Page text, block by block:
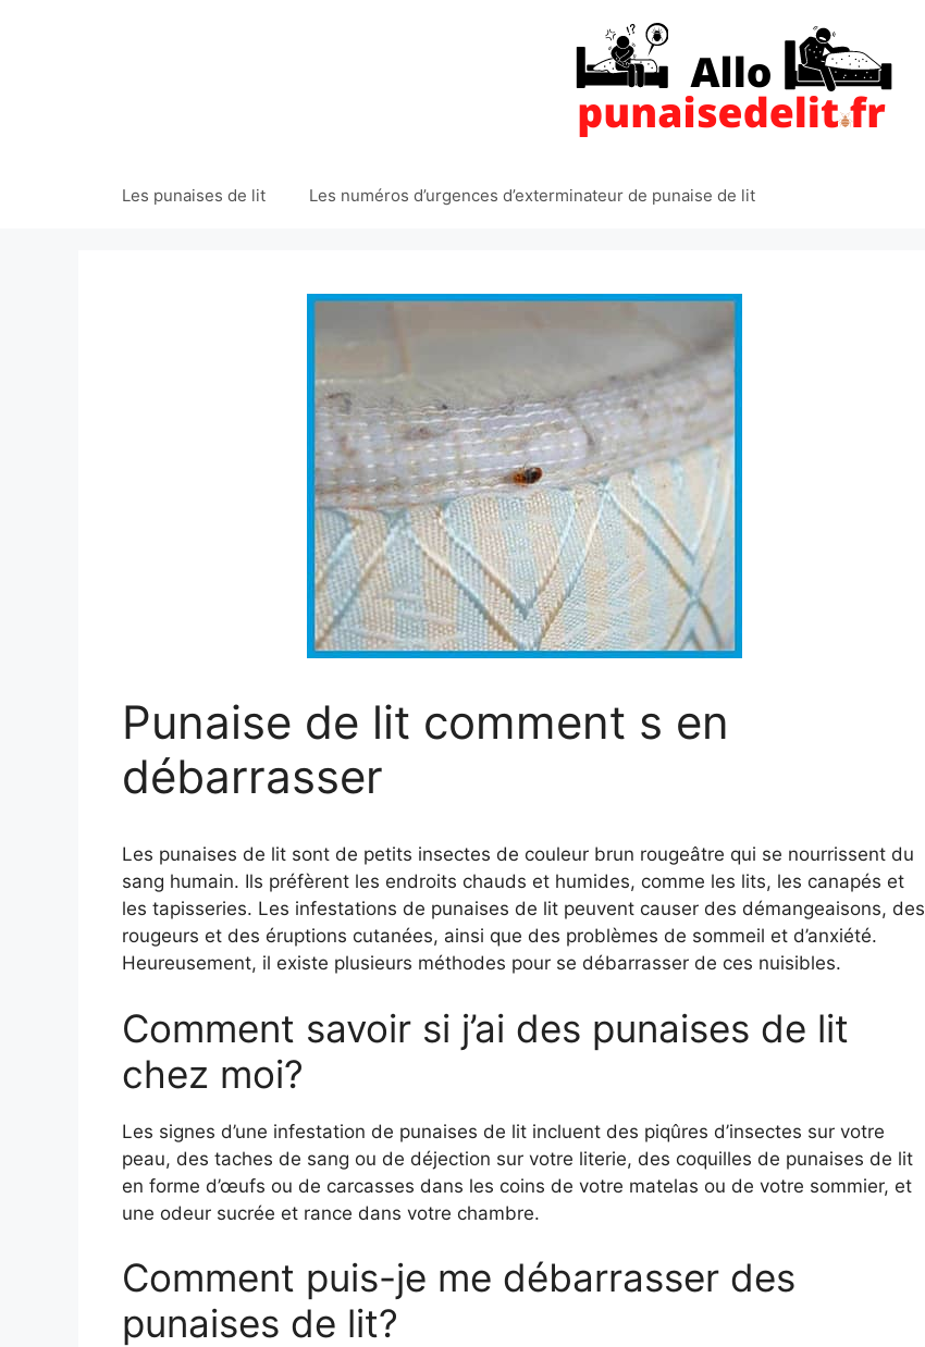
Les punaises de lit Les numéros d’urgences d’exterminateur de punaise de lit
Punaise de lit comment s en
débarrasser
Les punaises de lit sont de petits insectes de couleur brun rougeâtre qui se nourrissent du
sang humain. Ils préfèrent les endroits chauds et humides, comme les lits, les canapés et
les tapisseries. Les infestations de punaises de lit peuvent causer des démangeaisons, des
rougeurs et des éruptions cutanées, ainsi que des problèmes de sommeil et d’anxiété.
Heureusement, il existe plusieurs méthodes pour se débarrasser de ces nuisibles.
Comment savoir si j’ai des punaises de lit
chez moi?
Les signes d’une infestation de punaises de lit incluent des piqûres d’insectes sur votre
peau, des taches de sang ou de déjection sur votre literie, des coquilles de punaises de lit
en forme d’œufs ou de carcasses dans les coins de votre matelas ou de votre sommier, et
une odeur sucrée et rance dans votre chambre.
Comment puis-je me débarrasser des
punaises de lit?